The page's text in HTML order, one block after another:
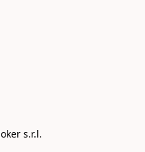
s.r.l.